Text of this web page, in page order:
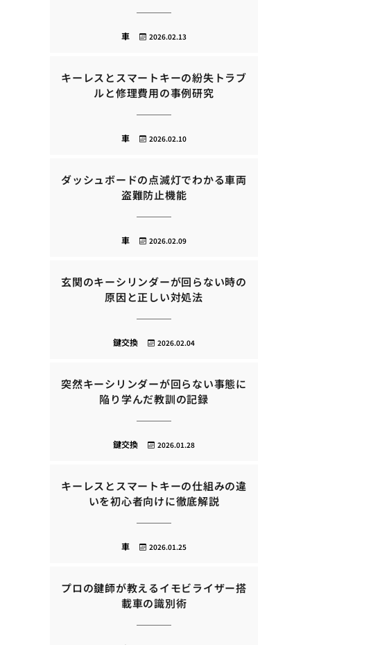
2026.02.13
車
キーレスとスマートキーの紛失トラブ
ルと修理費用の事例研究
2026.02.10
車
ダッシュボードの点滅灯でわかる車両
盗難防止機能
2026.02.09
車
玄関のキーシリンダーが回らない時の
原因と正しい対処法
2026.02.04
鍵交換
突然キーシリンダーが回らない事態に
陥り学んだ教訓の記録
2026.01.28
鍵交換
キーレスとスマートキーの仕組みの違
いを初心者向けに徹底解説
2026.01.25
車
プロの鍵師が教えるイモビライザー搭
載車の識別術